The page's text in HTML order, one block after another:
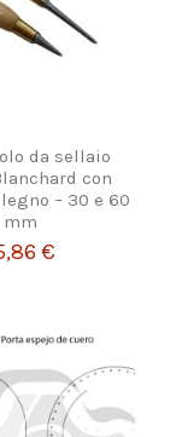
da sellaio
con
– 30 e 60
mm
€